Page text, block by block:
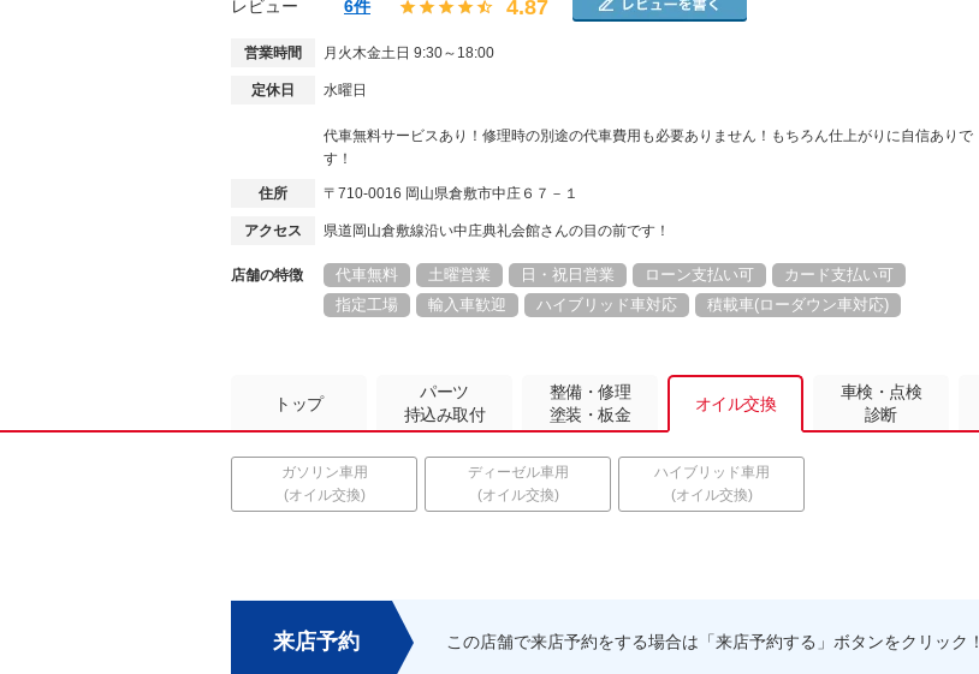
レビュー
6件 4.87
営業時間 月火木金土日 9:30～18:00
定休日 水曜日
代車無料サービスあり！修理時の別途の代車費用も必要ありません！もちろん仕上がりに自信ありで
す！
住所 〒710-0016 岡山県倉敷市中庄６７－１
アクセス 県道岡山倉敷線沿い中庄典礼会館さんの目の前です！
店舗の特徴 代車無料 土曜営業 日・祝日営業 ローン支払い可
カード支払い可
指定工場
輸入車歓迎 ハイブリッド車対応 積載車(ローダウン車対応)
トップ
パーツ
持込み取付
整備・修理
塗装・板金
オイル交換
車検・点検
診断
ガソリン車用
(オイル交換)
ディーゼル車用
(オイル交換)
ハイブリッド車用
(オイル交換)
来店予約 この店舗で来店予約をする場合は「来店予約する」ボタンをクリック！